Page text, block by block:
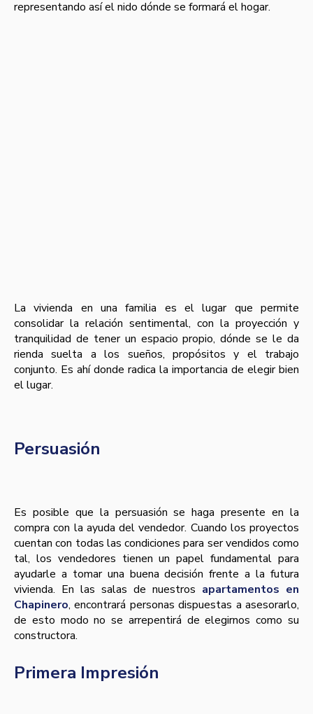
representando así el nido dónde se formará el hogar.
La vivienda en una familia es el lugar que permite
consolidar la relación sentimental, con la proyección y
tranquilidad de tener un espacio propio, dónde se le da
rienda suelta a los sueños, propósitos y el trabajo
conjunto. Es ahí donde radica la importancia de elegir bien
el lugar.
Persuasión
Es posible que la persuasión se haga presente en la
compra con la ayuda del vendedor. Cuando los proyectos
cuentan con todas las condiciones para ser vendidos como
tal, los vendedores tienen un papel fundamental para
ayudarle a tomar una buena decisión frente a la futura
vivienda. En las salas de nuestros apartamentos en
Chapinero, encontrará personas dispuestas a asesorarlo,
de esto modo no se arrepentirá de elegirnos como su
constructora.
Primera Impresión